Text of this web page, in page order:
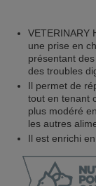
VETERINARY
une prise en
présentant
des troubles
Il permet de
tout en tenant
plus modéré
les autres
Il est enrichi